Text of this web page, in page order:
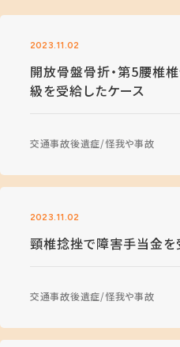
2023.11.02
開放骨盤骨折・第5腰椎
級を受給したケース
交通事故後遺症 怪我や事故
2023.11.02
頸椎捻挫で障害手当金を
交通事故後遺症 怪我や事故